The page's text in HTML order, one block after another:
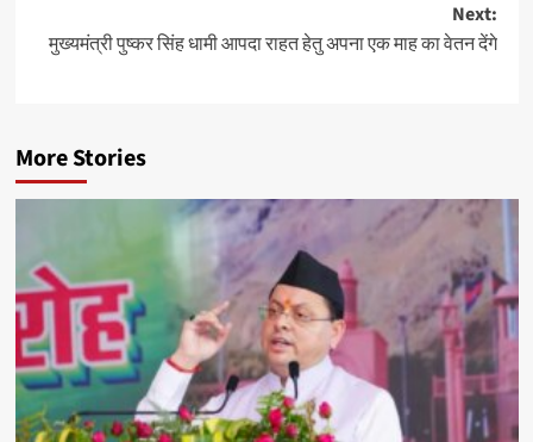
Next:
मुख्यमंत्री पुष्कर सिंह धामी आपदा राहत हेतु अपना एक माह का वेतन देंगे
More Stories